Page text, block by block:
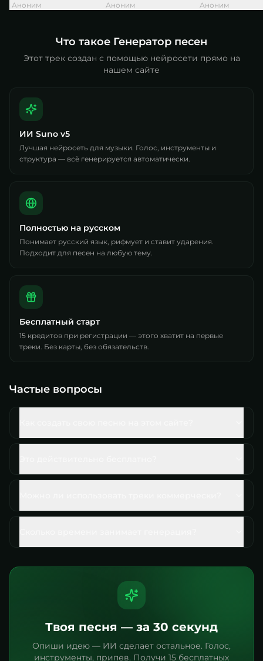
Аноним Аноним Аноним
Что такое Генератор песен
Этот трек создан с помощью нейросети прямо на
нашем сайте
ИИ Suno v5
Лучшая нейросеть для музыки. Голос, инструменты и
структура — всё генерируется автоматически.
Полностью на русском
Понимает русский язык, рифмует и ставит ударения.
Подходит для песен на любую тему.
Бесплатный старт
15 кредитов при регистрации — этого хватит на первые
треки. Без карты, без обязательств.
Частые вопросы
Твоя песня — за 30 секунд
Опиши идею — ИИ сделает остальное. Голос,
инструменты, припев. Получи 15 бесплатных